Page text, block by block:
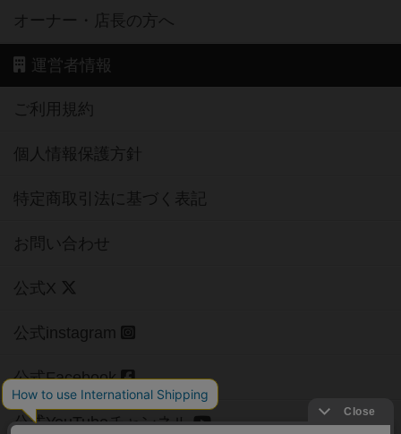
オーナー・店長の方へ
運営者情報
ご利用規約
個人情報保護方針
特定商取引法に基づく表記
お問い合わせ
公式X
公式instagram
公式Facebook
公式YouTubeチャンネル